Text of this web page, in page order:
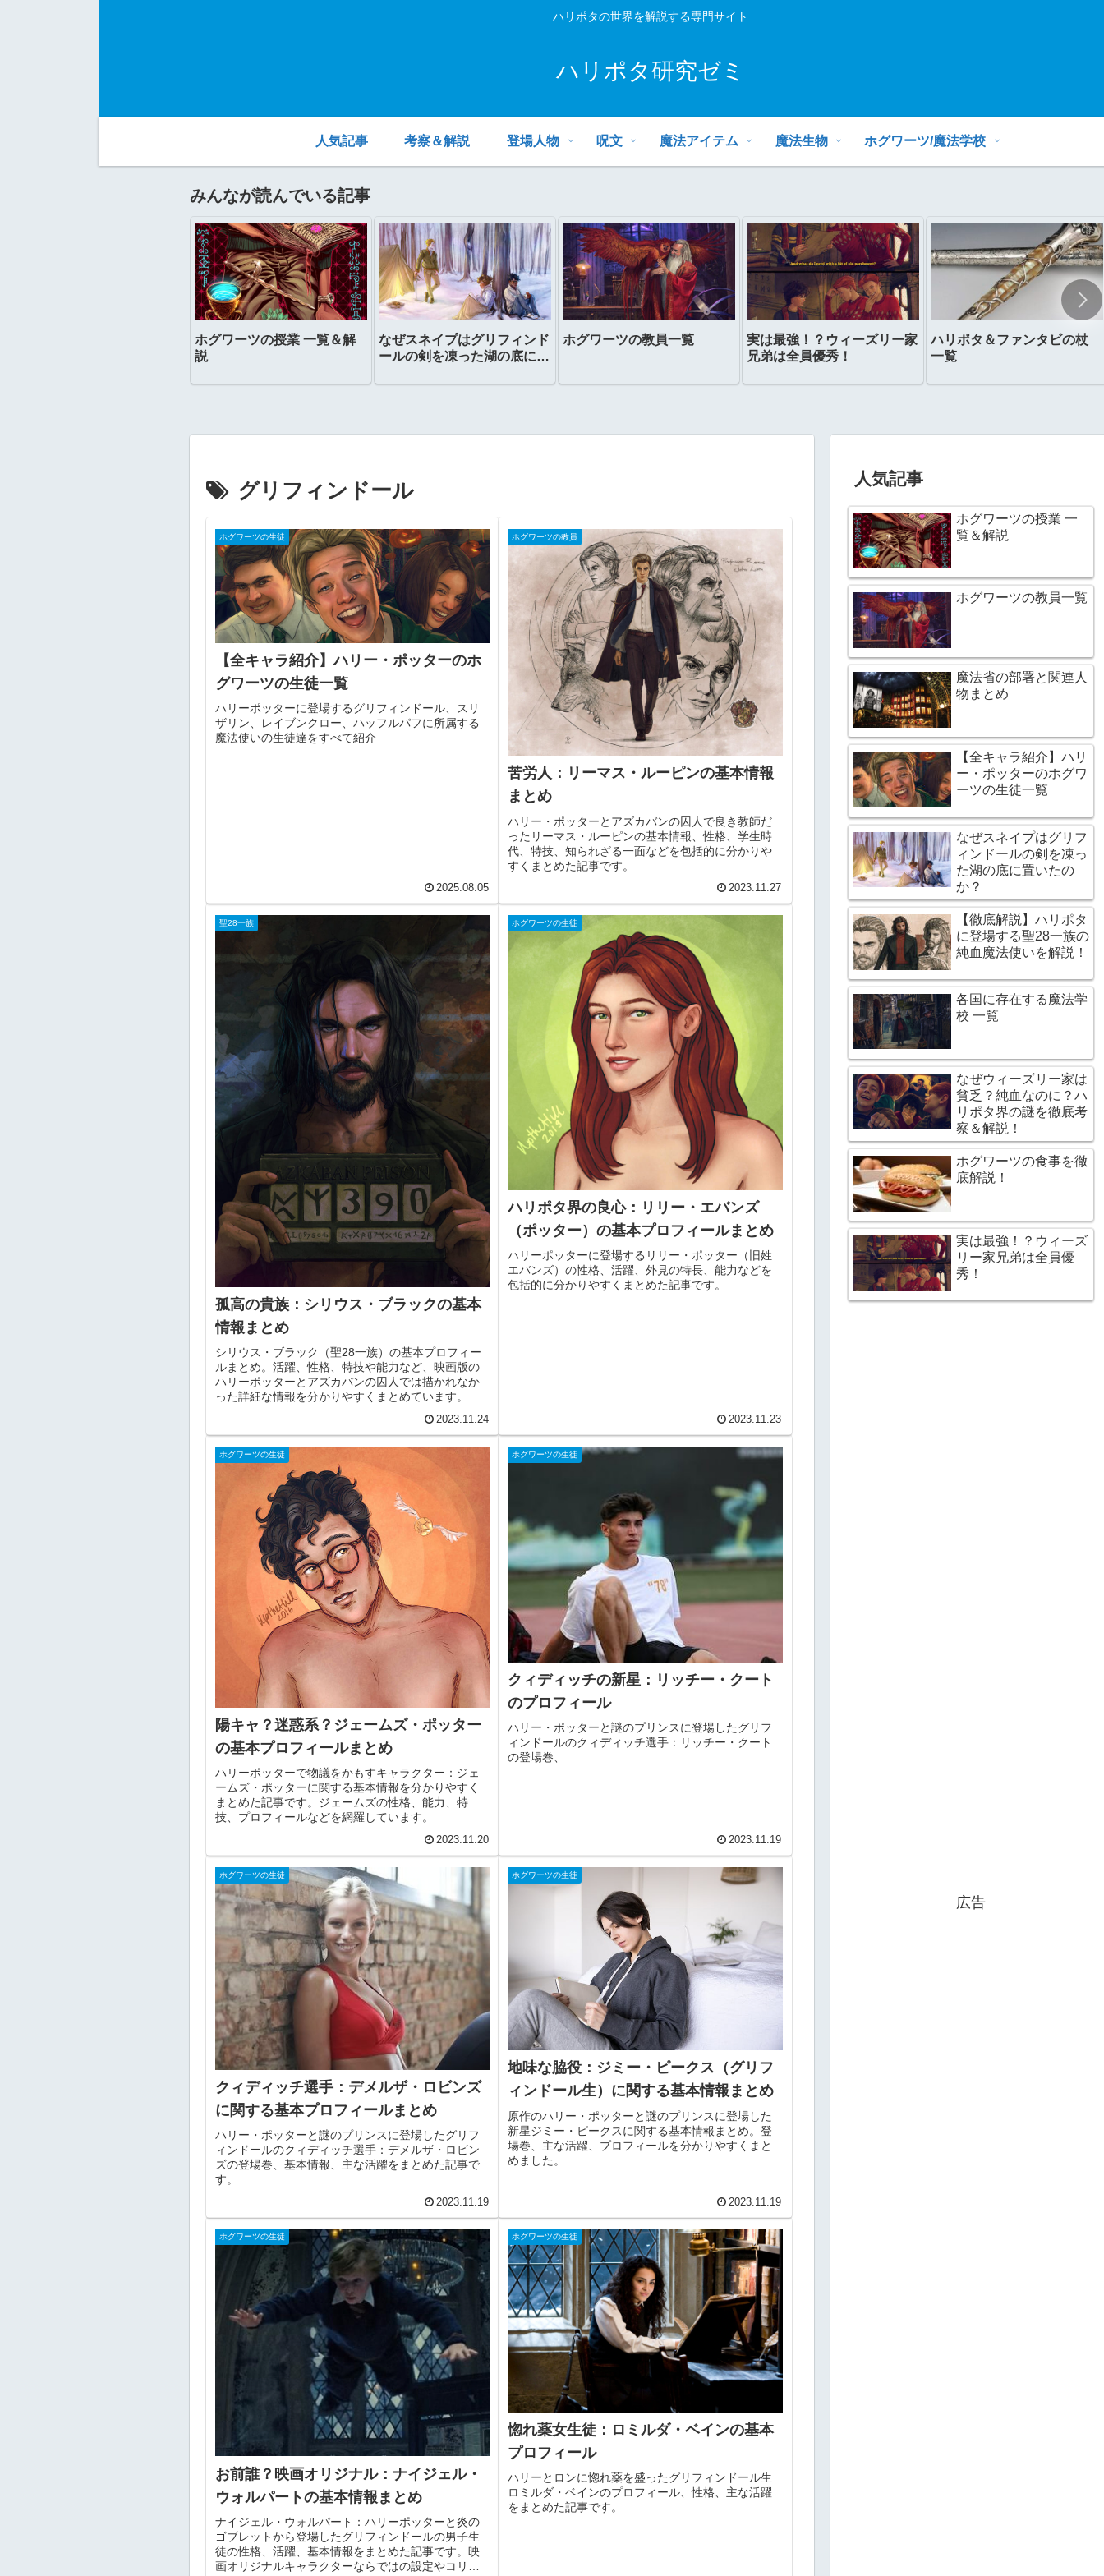
ハリポタの世界を解説する専門サイト
ハリポタ研究ゼミ
人気記事 考察＆解説 登場人物 呪文 魔法アイテム 魔法生物 ホグワーツ/魔法学校
みんなが読んでいる記事
ホグワーツの授業 一覧＆解
説
なぜスネイプはグリフィンド
ールの剣を凍った湖の底に置
ホグワーツの教員一覧
実は最強！？ウィーズリー家
兄弟は全員優秀！
ハリポタ＆ファンタビの杖
一覧
グリフィンドール
ホグワーツの生徒
【全キャラ紹介】ハリー・ポッターのホ
グワーツの生徒一覧
ハリーポッターに登場するグリフィンドール、スリ
ザリン、レイブンクロー、ハッフルパフに所属する
魔法使いの生徒達をすべて紹介
2025.08.05
ホグワーツの教員
苦労人：リーマス・ルーピンの基本情報
まとめ
ハリー・ポッターとアズカバンの囚人で良き教師だ
ったリーマス・ルーピンの基本情報、性格、学生時
代、特技、知られざる一面などを包括的に分かりや
すくまとめた記事です。
2023.11.27
聖28一族
孤高の貴族：シリウス・ブラックの基本
情報まとめ
シリウス・ブラック（聖28一族）の基本プロフィー
ルまとめ。活躍、性格、特技や能力など、映画版の
ハリーポッターとアズカバンの囚人では描かれなか
った詳細な情報を分かりやすくまとめています。
2023.11.24
ホグワーツの生徒
ハリポタ界の良心：リリー・エバンズ
（ポッター）の基本プロフィールまとめ
ハリーポッターに登場するリリー・ポッター（旧姓
エバンズ）の性格、活躍、外見の特長、能力などを
包括的に分かりやすくまとめた記事です。
2023.11.23
ホグワーツの生徒
陽キャ？迷惑系？ジェームズ・ポッター
の基本プロフィールまとめ
ハリーポッターで物議をかもすキャラクター：ジェ
ームズ・ポッターに関する基本情報を分かりやすく
まとめた記事です。ジェームズの性格、能力、特
技、プロフィールなどを網羅しています。
2023.11.20
ホグワーツの生徒
クィディッチの新星：リッチー・クート
のプロフィール
ハリー・ポッターと謎のプリンスに登場したグリフ
ィンドールのクィディッチ選手：リッチー・クート
の登場巻、
2023.11.19
ホグワーツの生徒
クィディッチ選手：デメルザ・ロビンズ
に関する基本プロフィールまとめ
ハリー・ポッターと謎のプリンスに登場したグリフ
ィンドールのクィディッチ選手：デメルザ・ロビン
ズの登場巻、基本情報、主な活躍をまとめた記事で
す。
2023.11.19
ホグワーツの生徒
地味な脇役：ジミー・ピークス（グリフ
ィンドール生）に関する基本情報まとめ
原作のハリー・ポッターと謎のプリンスに登場した
新星ジミー・ピークスに関する基本情報まとめ。登
場巻、主な活躍、プロフィールを分かりやすくまと
めました。
2023.11.19
ホグワーツの生徒
お前誰？映画オリジナル：ナイジェル・
ウォルパートの基本情報まとめ
ナイジェル・ウォルパート：ハリーポッターと炎の
ゴブレットから登場したグリフィンドールの男子生
徒の性格、活躍、基本情報をまとめた記事です。映
画オリジナルキャラクターならではの設定やコリ
ホグワーツの生徒
惚れ薬女生徒：ロミルダ・ベインの基本
プロフィール
ハリーとロンに惚れ薬を盛ったグリフィンドール生
ロミルダ・ベインのプロフィール、性格、主な活躍
をまとめた記事です。
人気記事
ホグワーツの授業 一
覧＆解説
ホグワーツの教員一覧
魔法省の部署と関連人
物まとめ
【全キャラ紹介】ハリ
ー・ポッターのホグワ
ーツの生徒一覧
なぜスネイプはグリフ
ィンドールの剣を凍っ
た湖の底に置いたの
か？
【徹底解説】ハリポタ
に登場する聖28一族の
純血魔法使いを解説！
各国に存在する魔法学
校 一覧
なぜウィーズリー家は
貧乏？純血なのに？ハ
リポタ界の謎を徹底考
察＆解説！
ホグワーツの食事を徹
底解説！
実は最強！？ウィーズ
リー家兄弟は全員優
秀！
広告